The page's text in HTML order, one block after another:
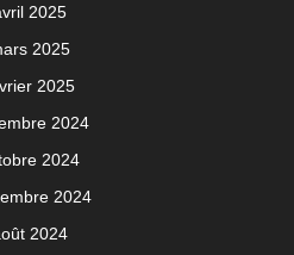
2025
2025
2025
2024
2024
2024
2024